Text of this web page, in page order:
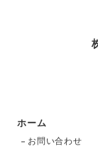
ホーム
お問い合わせ